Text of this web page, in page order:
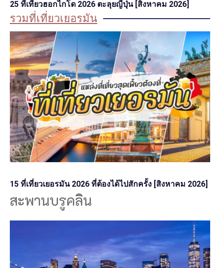
25 ที่เที่ยวฮอกไกโด 2026 ตะลุยญี่ปุ่น [สิงหาคม 2026]
รวมที่เที่ยวเยอรมัน
15 ที่เที่ยวเยอรมัน 2026 ที่ต้องได้ไปสักครั้ง [สิงหาคม 2026]
สะพานบรูคลิน